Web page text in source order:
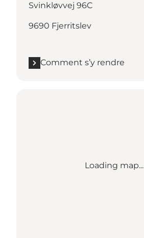
Svinkløvvej 96C
9690 Fjerritslev
Comment s’y rendre
Loading map...